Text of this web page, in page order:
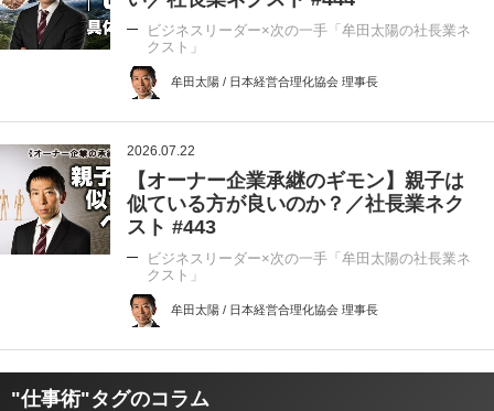
ビジネスリーダー×次の一手「牟田太陽の社長業ネ
クスト」
牟田太陽 / 日本経営合理化協会 理事長
2026.07.22
【オーナー企業承継のギモン】親子は
似ている方が良いのか？／社長業ネク
スト #443
ビジネスリーダー×次の一手「牟田太陽の社長業ネ
クスト」
牟田太陽 / 日本経営合理化協会 理事長
"仕事術"タグのコラム